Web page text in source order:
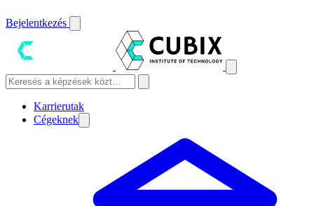
Bejelentkezés
Karrierutak
Cégeknek